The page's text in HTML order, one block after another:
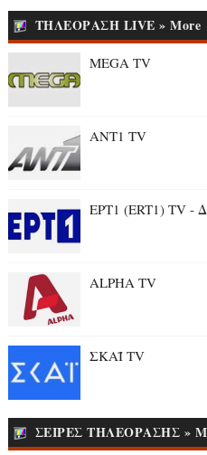
ΤΗΛΕΟΡΑΣΗ LIVE » More
MEGA TV
ANT1 TV
ΕΡΤ1 (ERT1) TV
ALPHA TV
ΣΚΑΪ TV
ΣΕΙΡΕΣ ΤΗΛΕΟΡΑΣΗΣ »